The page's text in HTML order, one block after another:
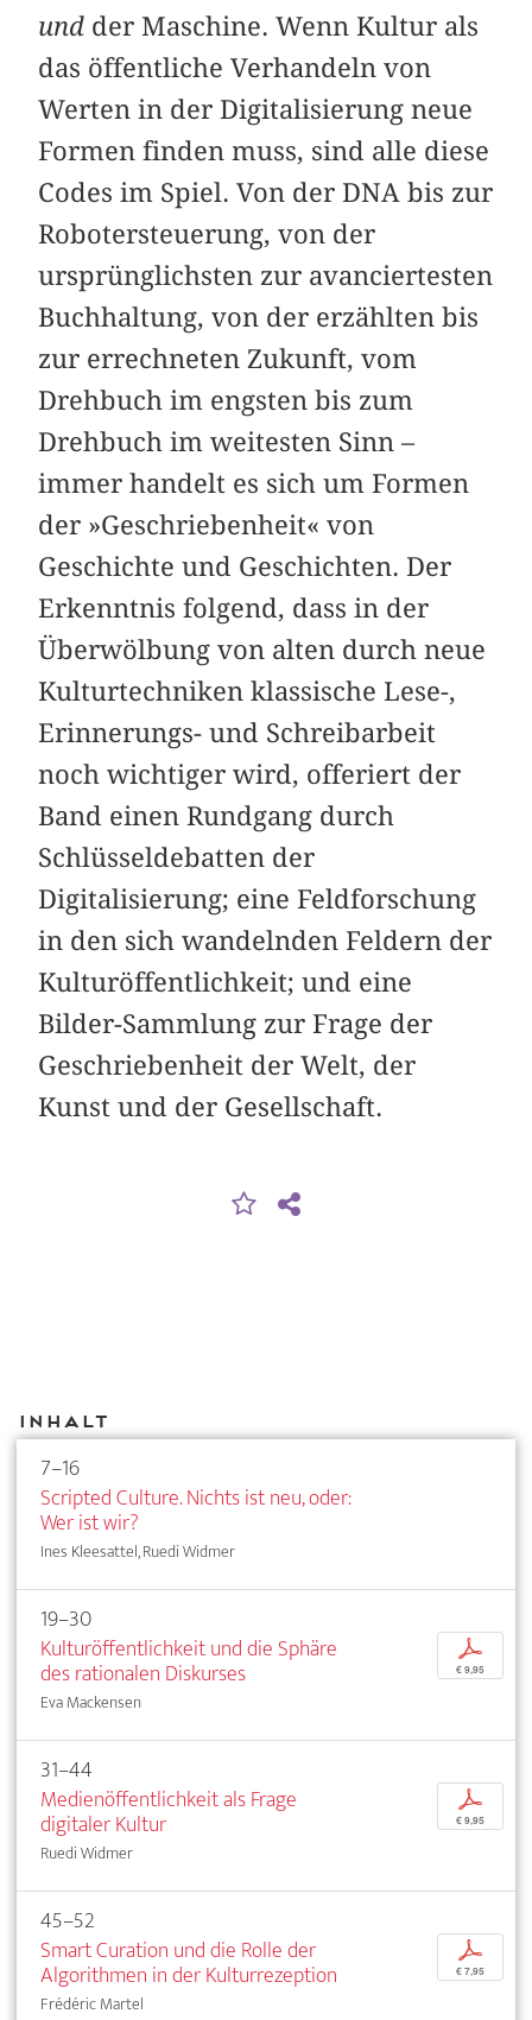
und der Maschine. Wenn Kultur als
das öffentliche Verhandeln von
Werten in der Digitalisierung neue
Formen finden muss, sind alle diese
Codes im Spiel. Von der DNA bis zur
Robotersteuerung, von der
ursprünglichsten zur avanciertesten
Buchhaltung, von der erzählten bis
zur errechneten Zukunft, vom
Drehbuch im engsten bis zum
Drehbuch im weitesten Sinn –
immer handelt es sich um Formen
der »Geschriebenheit« von
Geschichte und Geschichten. Der
Erkenntnis folgend, dass in der
Überwölbung von alten durch neue
Kulturtechniken klassische Lese-,
Erinnerungs- und Schreibarbeit
noch wichtiger wird, offeriert der
Band einen Rundgang durch
Schlüssel­debatten der
Digitalisierung; eine Feldforschung
in den sich wandelnden Feldern der
Kulturöffentlichkeit; und eine
Bilder-Sammlung zur Frage der
Geschriebenheit der Welt, der
Kunst und der Gesellschaft.
Inhalt
7–16
Scripted Culture. Nichts ist neu, oder:
Wer ist wir?
Ines Kleesattel, Ruedi Widmer
19–30
Kulturöffentlichkeit und die Sphäre
des rationalen Diskurses
Eva Mackensen
p
€ 9,95
31–44
Medienöffentlichkeit als Frage
digitaler Kultur
Ruedi Widmer
p
€ 9,95
45–52
Smart Curation und die Rolle der
Algorithmen in der Kulturrezeption
Frédéric Martel
p
€ 7,95